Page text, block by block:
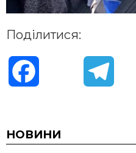
Поділитися:
c
НОВИНИ